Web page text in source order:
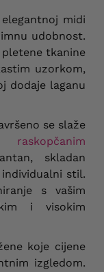
midi
udobnost.
tkanine
uzorkom,
dodaje laganu
se slaže
raskopčanim
skladan
stil.
s vašim
i visokim
koje cijene
izgledom.